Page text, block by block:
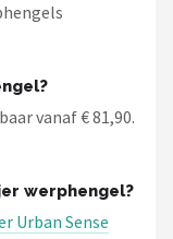
vanaf € 81,90.
werphengel?
Urban Sense